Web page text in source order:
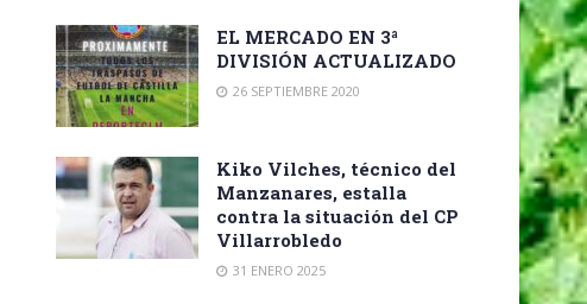
EL MERCADO EN 3ª
DIVISIÓN ACTUALIZADO
26 SEPTIEMBRE 2020
Kiko Vilches, técnico del
Manzanares, estalla
contra la situación del CP
Villarrobledo
31 ENERO 2025